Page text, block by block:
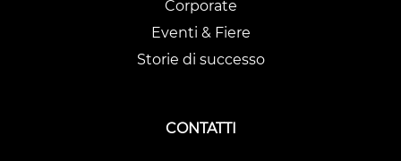
Corporate
Eventi & Fiere
Storie di successo
CONTATTI